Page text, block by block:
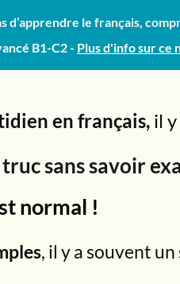
d’apprendre le français,
B1-C2 - Plus d'info sur ce
en français, il
sans savoir
normal !
, il y a souvent un